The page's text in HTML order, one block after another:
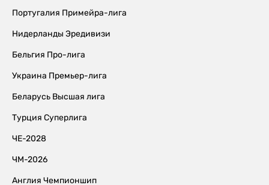
Португалия Примейра-лига
Нидерланды Эредивизи
Бельгия Про-лига
Украина Премьер-лига
Беларусь Высшая лига
Турция Суперлига
ЧЕ-2028
ЧМ-2026
Англия Чемпионшип